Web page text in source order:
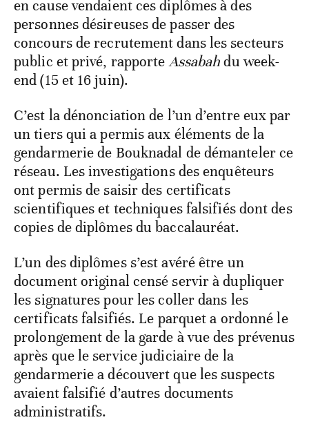
en cause vendaient ces diplômes à des
personnes désireuses de passer des
concours de recrutement dans les secteurs
public et privé, rapporteAssabahdu week-
end (15 et 16 juin).
C’est la dénonciation de l’un d’entre eux par
un tiers qui a permis aux éléments de la
gendarmerie de Bouknadal de démanteler ce
réseau. Les investigations des enquêteurs
ont permis de saisir des certificats
scientifiques et techniques falsifiés dont des
copies de diplômes du baccalauréat.
L’un des diplômes s’est avéré être un
document original censé servir à dupliquer
les signatures pour les coller dans les
certificats falsifiés. Le parquet a ordonné le
prolongement de la garde à vue des prévenus
après que le service judiciaire de la
gendarmerie a découvert que les suspects
avaient falsifié d’autres documents
administratifs.